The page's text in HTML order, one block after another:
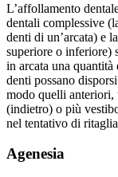
L’affollamento
dentali complessive
denti di un’arcata) e
superiore o inferiore)
in arcata una quantità
denti possano
modo quelli anteriori,
(indietro) o più
nel tentativo di
Agenesia